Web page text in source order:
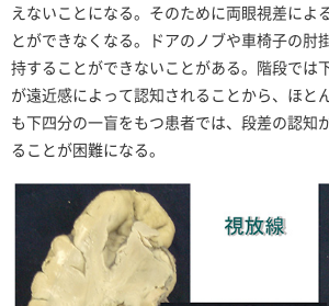
えないことになる。そのために両眼視差によ
とができなくなる。ドアのノブや車椅子の肘
持することができないことがある。階段では
が遠近感によって認知されることから、ほと
も下四分の一盲をもつ患者では、段差の認知
ることが困難になる。